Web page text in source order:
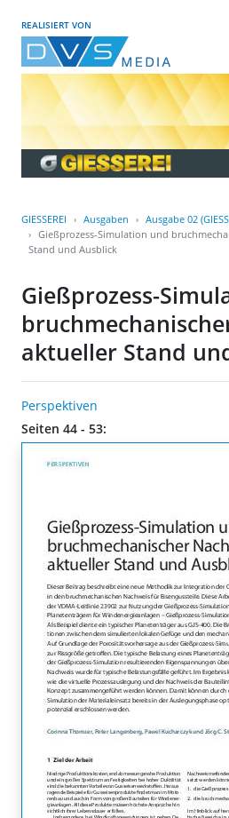
REALISIERT VON
GIESSEREI Ausgaben
Ausgabe 02
Gießprozess-Simulation und
Stand und Ausblick
Gießprozess-
aktueller Stand
Perspektiven
Seiten 44 - 53: